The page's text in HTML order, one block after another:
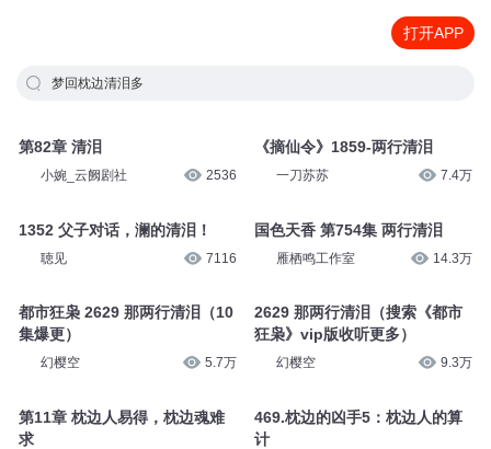
打开APP
梦回枕边清泪多
第82章 清泪
小婉_云阙剧社 2536
1352 父子对话，澜的清泪！
聴见 7116
都市狂枭 2629 那两行清泪（10
集爆更）
幻樱空 5.7万
第11章 枕边人易得，枕边魂难
求
《摘仙令》1859-两行清泪
一刀苏苏 7.4万
国色天香 第754集 两行清泪
雁栖鸣工作室 14.3万
2629 那两行清泪（搜索《都市
狂枭》vip版收听更多）
幻樱空 9.3万
469.枕边的凶手5：枕边人的算
计